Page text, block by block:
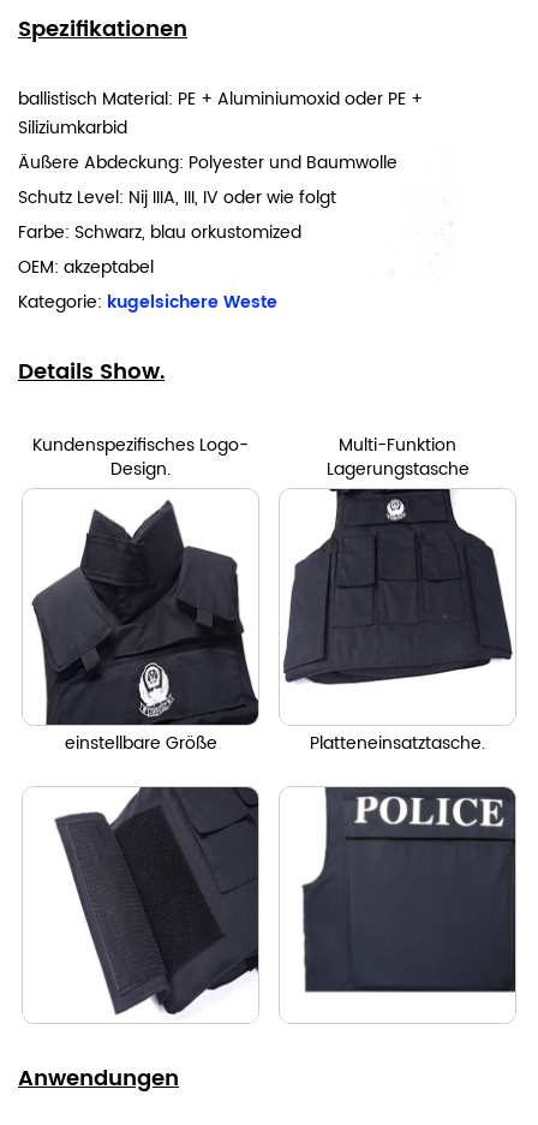
Spezifikationen
ballistisch Material: PE + Aluminiumoxid oder PE +
Siliziumkarbid
Äußere Abdeckung: Polyester und Baumwolle
Schutz Level: Nij IIIA, III, IV oder wie folgt
Farbe: Schwarz, blau orkustomized
OEM: akzeptabel
Kategorie: kugelsichere Weste
Details Show.
Kundenspezifisches Logo-
Design.
Multi-Funktion
Lagerungstasche
einstellbare Größe Platteneinsatztasche.
Anwendungen